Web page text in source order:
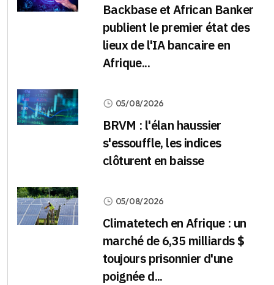
Backbase et African Banker
publient le premier état des
lieux de l'IA bancaire en
Afrique...
05/08/2026
BRVM : l'élan haussier
s'essouffle, les indices
clôturent en baisse
05/08/2026
Climatetech en Afrique : un
marché de 6,35 milliards $
toujours prisonnier d'une
poignée d...